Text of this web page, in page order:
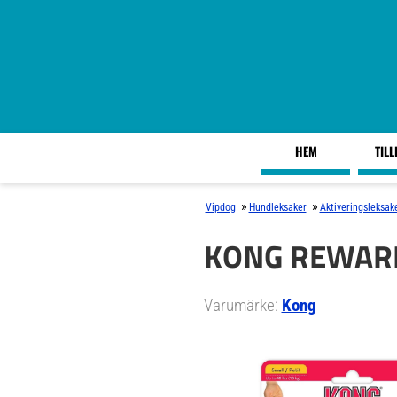
HEM
Vipdog » Hundleksaker »
KONG
Varumärke: Kong